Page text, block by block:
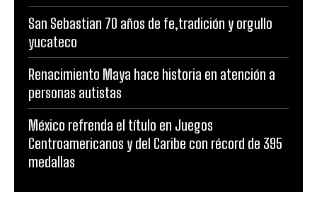
San Sebastian 70 años de fe,tradición y orgullo
yucateco
Renacimiento Maya hace historia en atención a
personas autistas
México refrenda el título en Juegos
Centroamericanos y del Caribe con récord de 395
medallas